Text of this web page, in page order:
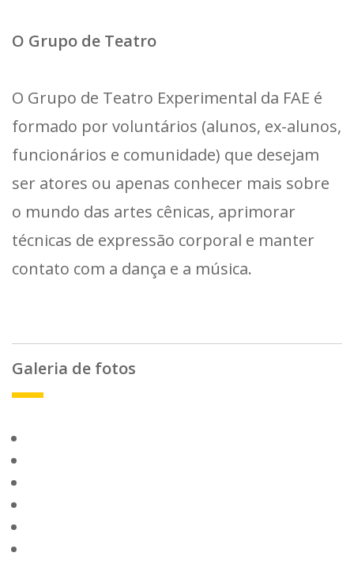
O Grupo de Teatro
O Grupo de Teatro Experimental da FAE é
formado por voluntários (alunos, ex-alunos,
funcionários e comunidade) que desejam
ser atores ou apenas conhecer mais sobre
o mundo das artes cênicas, aprimorar
técnicas de expressão corporal e manter
contato com a dança e a música.
Galeria de fotos